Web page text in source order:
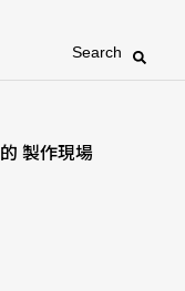
Search
製作現場